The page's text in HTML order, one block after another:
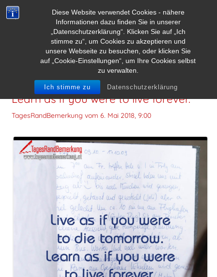
Diese Website verwendet Cookies - nähere
Informationen dazu finden Sie in unserer
„Datenschutzerklärung“. Klicken Sie auf „Ich
stimme zu“, um Cookies zu akzeptieren und
unsere Webseite zu besuchen, oder klicken Sie
auf „Cookie-Einstellungen“, um Ihre Cookies selbst
zu verwalten.
Ich stimme zu Datenschutzerklärung
Live as if you were to die tomorrow.
Learn as if you were to live forever.
TagesRandBemerkung vom 6. Mai 2018, 9:00